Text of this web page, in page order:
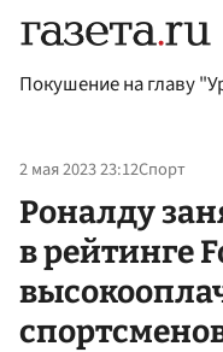
Покушение на главу
2 мая 2023 23:12Спорт
Роналду
в рейтинге